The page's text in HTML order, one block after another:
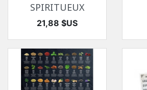
SPIRITUEUX
Prix
21,88 $US